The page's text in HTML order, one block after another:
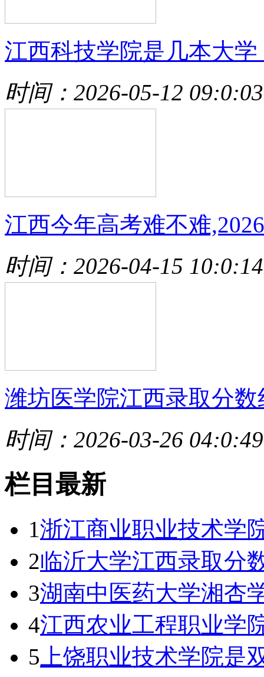
江西科技学院是几本大学
时间：2026-05-12 09:0:03
江西今年高考难不难
时间：2026-04-15 10:0:14
潍坊医学院江西录取分数
时间：2026-03-26 04:0:49
栏目最新
1浙江商业职业技术学
2临沂大学江西录取分
3湖南中医药大学湘杏
4江西农业工程职业学
5 上饶职业技术学院是